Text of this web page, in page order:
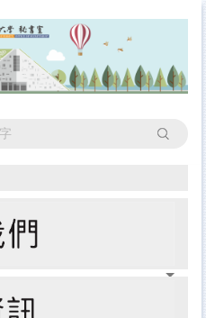
搜尋